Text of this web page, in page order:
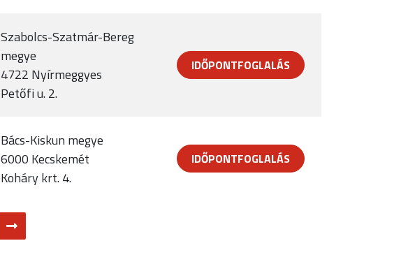
Szabolcs-Szatmár-Bereg
megye
4722 Nyírmeggyes
Petőfi u. 2.
IDŐPONTFOGLALÁS
Bács-Kiskun megye
6000 Kecskemét
Koháry krt. 4.
IDŐPONTFOGLALÁS